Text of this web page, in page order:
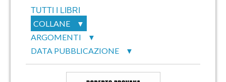
TUTTI I LIBRI
COLLANE ▼
ARGOMENTI ▼
DATA PUBBLICAZIONE ▼